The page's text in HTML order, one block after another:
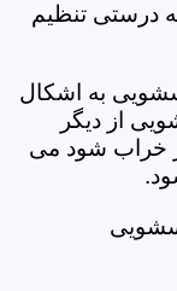
درستی تنظیم
به اشکال
از دیگر
خراب شود می